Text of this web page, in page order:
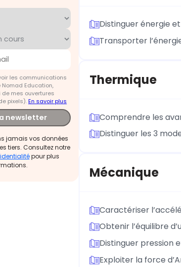
les communications
Education,
mes ouvertures
pixels).En savoir plus
newsletter
jamais vos données
tiers. Consultez notre
pour plus
Distinguer énergie
Transporter
Thermique
Comprendre les
Distinguer les 3
Mécanique
Caractériser
Obtenir l’équilibre
Distinguer pression
Exploiter la force